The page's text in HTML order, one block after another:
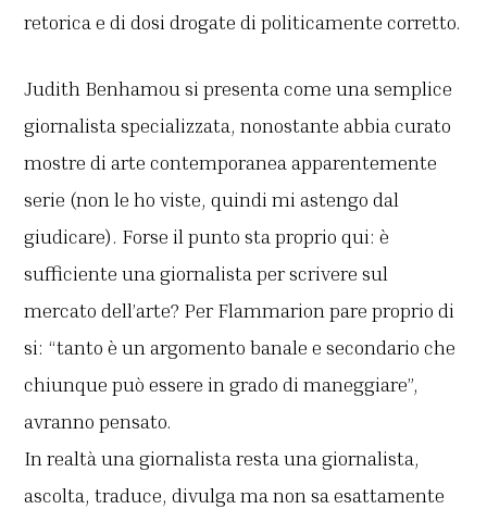
retorica e di dosi drogate di politicamente corretto.
Judith Benhamou si presenta come una semplice
giornalista specializzata, nonostante abbia curato
mostre di arte contemporanea apparentemente
serie (non le ho viste, quindi mi astengo dal
giudicare). Forse il punto sta proprio qui: è
sufficiente una giornalista per scrivere sul
mercato dell’arte? Per Flammarion pare proprio di
si: “tanto è un argomento banale e secondario che
chiunque può essere in grado di maneggiare”,
avranno pensato.
In realtà una giornalista resta una giornalista,
ascolta, traduce, divulga ma non sa esattamente